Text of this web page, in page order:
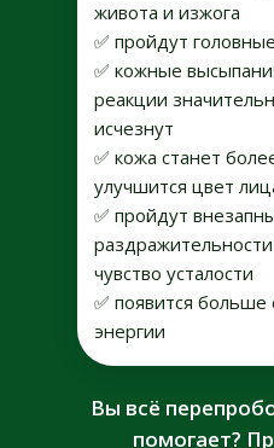
живота и изжога
✅ пройдут
✅ кожные
реакции
исчезнут
✅ кожа станет
улучшится цвет
✅ пройдут
чувство усталости
✅ появится
энергии
Вы всё
помогает?